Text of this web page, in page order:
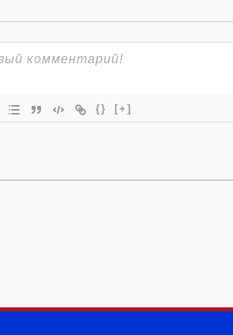
{} [+]